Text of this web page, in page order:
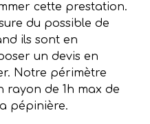
cette prestation.
du possible de
ils sont en
un devis en
Notre périmètre
rayon de 1h max de
pépinière.